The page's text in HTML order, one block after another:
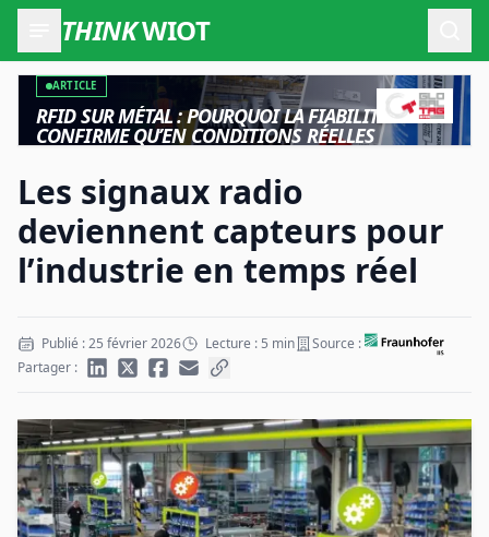
THINKWIOT
ARTICLE
RFID SUR MÉTAL : POURQUOI LA FIABILITÉ NE SE
CONFIRME QU’EN CONDITIONS RÉELLES
Les signaux radio
deviennent capteurs pour
l’industrie en temps réel
Publié : 25 février 2026 Lecture : 5 min
Source :
Partager :